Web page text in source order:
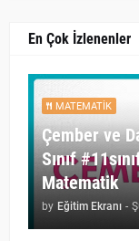
En Çok İzlenenler
MATEMATIK
Çember ve
Sınıf
Matematik
by Eğitim Ekranı -